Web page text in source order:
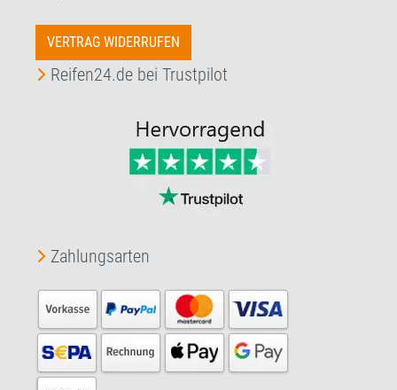
VERTRAG WIDERRUFEN
Reifen24.de bei Trustpilot
Zahlungsarten